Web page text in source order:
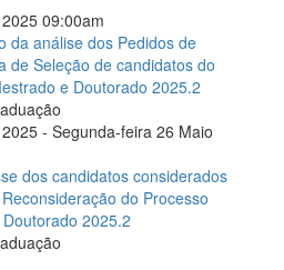
09:00am
da análise dos Pedidos de
de Seleção de candidatos do
e Doutorado 2025.2
- Segunda-feira 26 Maio
dos candidatos considerados
do Processo
2025.2